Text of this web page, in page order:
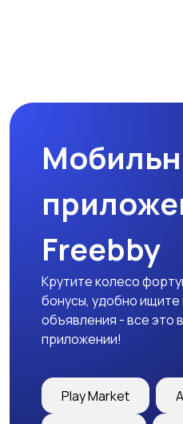
Футболки и поло
Другое
Freebby
Крутите колесо
бонусы, удобно
объявления - все это
приложении!
Play Market